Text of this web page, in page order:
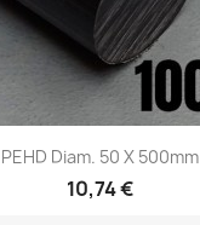
PEHD Diam. 50 X 500mm
10,74 €